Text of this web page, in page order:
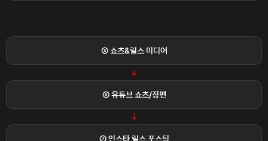
⑤ 쇼츠&릴스 미디어
→
⑥ 유튜브 쇼츠/장편
→
⑦ 인스타 릴스 포스팅